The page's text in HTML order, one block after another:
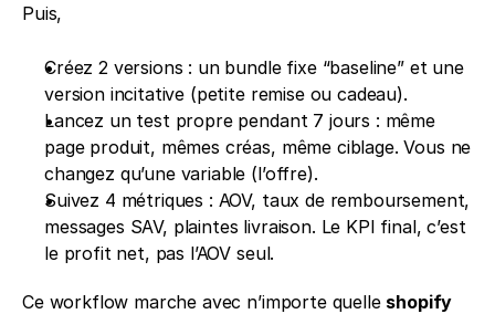
Puis,
Créez 2 versions : un bundle fixe “baseline” et une
version incitative (petite remise ou cadeau).
Lancez un test propre pendant 7 jours : même
page produit, mêmes créas, même ciblage. Vous ne
changez qu’une variable (l’offre).
Suivez 4 métriques : AOV, taux de remboursement,
messages SAV, plaintes livraison. Le KPI final, c’est
le profit net, pas l’AOV seul.
Ce workflow marche avec n’importe quelle shopify